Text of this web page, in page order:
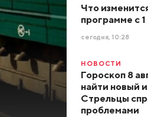
Что
программе с
сегодня, 10:28
НОВОСТИ
Гороскоп 8
найти новый
Стрельцы
проблемами